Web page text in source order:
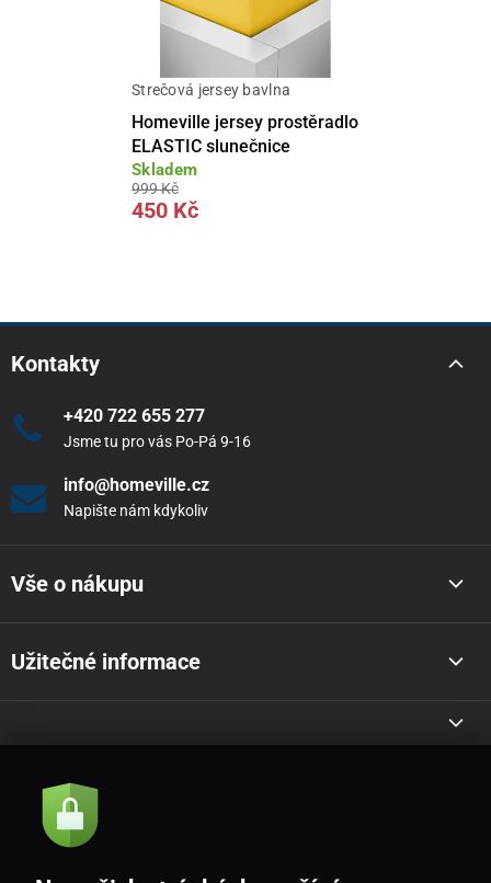
Strečová jersey bavlna
Homeville jersey prostěradlo
ELASTIC slunečnice
Skladem
999 Kč
450 Kč
Kontakty
+420 722 655 277
Jsme tu pro vás Po-Pá 9-16
info@homeville.cz
Napište nám kdykoliv
Vše o nákupu
Užitečné informace
Akce a novinky e-mailem